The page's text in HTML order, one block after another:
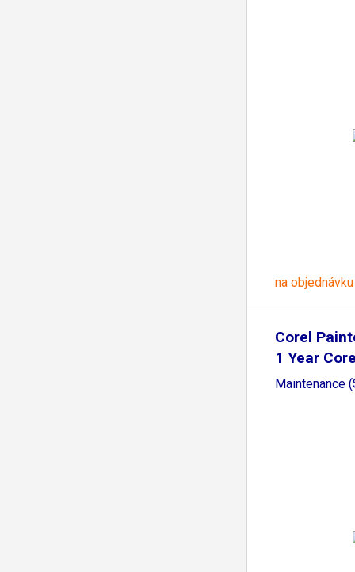
na objednávku
Corel
1 Year
Maintenance